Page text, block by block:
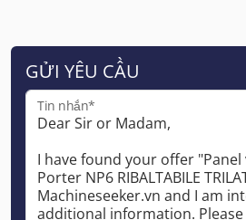
GỬI YÊU CẦU
Tin nhắn*